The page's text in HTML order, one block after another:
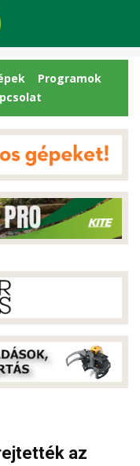
Programok
az